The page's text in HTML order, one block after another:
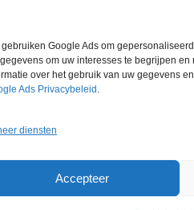
gebruiken Google Ads om
om uw interesses te begrijpen
over het gebruik van uw gegevens
Ads Privacybeleid
diensten
Accepteer
Gerelateerde